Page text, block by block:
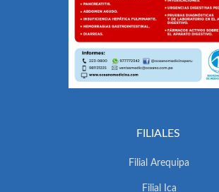
FILIALES
Filial Arequipa
Filial Ica